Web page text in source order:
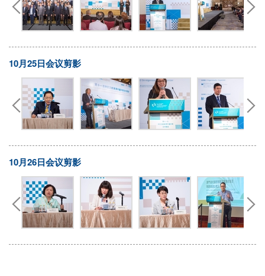
10月25日会议剪影
10月26日会议剪影